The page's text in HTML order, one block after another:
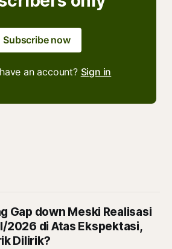
Subscribe now
an account? Sign in
Gap down Meski Realisasi
2026 di Atas Ekspektasi,
Dilirik?